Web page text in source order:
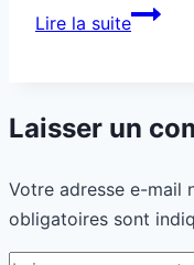
Lire la suite
éco-
Laisser un
Votre adresse e-mail
obligatoires sont